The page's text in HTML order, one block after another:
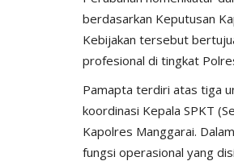
berdasarkan Keputusan
Kebijakan tersebut
profesional di tingkat
Pamapta terdiri atas tiga
koordinasi Kepala SPKT
Kapolres Manggarai.
fungsi operasional yang